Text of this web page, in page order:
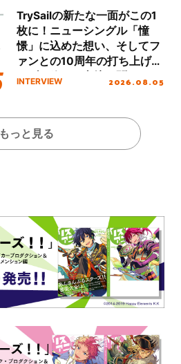
TrySailの新たな一面がこの1
枚に！ニューシングル「憧
憬」に込めた想い、そしてフ
ァンとの10周年の打ち上げラ
イブを終えた心境を聞いた。
INTERVIEW 2026.08.05
もっと見る